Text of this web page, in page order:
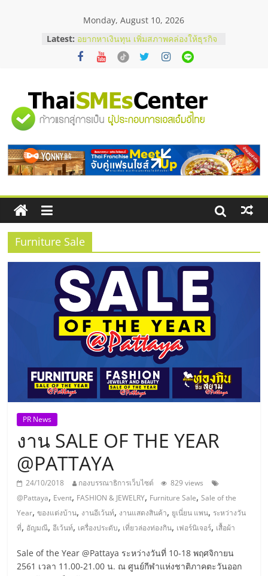
Monday, August 10, 2026
Latest: อยากหาเงินทุน เพิ่มสภาพคล่องให้ธุรกิจ
เริ่มยังไงให้ผ่านฉลุย
สัมมนาออนไลน์ โอกาสบริหารสถานี
ThaiFranchise Meet Up จับคู่แฟรน
ไชส์ ครั้งที่ 8
ร้านเครื่องเสียงคุณภาพสูง พร้อม
บริษัท Cybersecurity ในไทยที่ไหนดี?
วิธีเลือกผู้ให้บริการให้คุ้มค่าและตอบ
โจทย์ธุรกิจ
"ศูนย์
รวม
ข้อมูล
ธุรกิจ
SME
แห่ง
ประเทศไทย,
ThaiSMEsCenter,
รวม
ธุรกิจ
เอ
ส
เอ็
มอี
Furniture Sale
PR News
งาน SALE OF THE YEAR
@PATTAYA
24/10/2018 กองบรรณาธิการเว็บไซต์
829 views
@Pattaya, Event, FASHION & JEWELRY, Furniture Sale,Sale of the
Year,ของแต่งบ้าน, งานอีเว้นท์, งานแสดงสินค้า, ยูเนี่ยน แพน, ระหว่างวัน
ที่, อัญมณี,อีเว้นท์, เครื่องประดับ, เที่ยวล่องท่องกิน, เฟอร์นิเจอร์, เสื้อผ้า
Sale of the Year @Pattaya ระหว่างวันที่ 10-18 พฤศจิกายน
2561 เวลา 11.00-21.00 น. ณ ศูนย์กีฬาแห่งชาติภาคตะวันออก